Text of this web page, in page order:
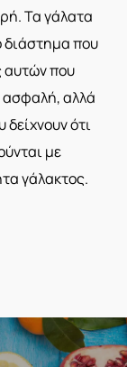
Τα γάλατα
διάστημα που
αυτών που
ασφαλή, αλλά
ότι
με
γάλακτος.